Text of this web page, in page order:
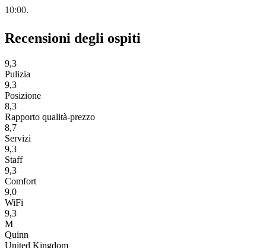
10:00.
Recensioni degli ospiti
9,3
Pulizia
9,3
Posizione
8,3
Rapporto qualità-prezzo
8,7
Servizi
9,3
Staff
9,3
Comfort
9,0
WiFi
9,3
M
Quinn
United Kingdom